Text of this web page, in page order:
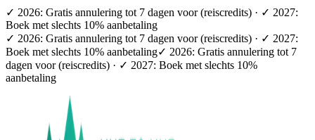
✓ 2026: Gratis annulering tot 7 dagen voor (reiscredits) · ✓ 2027:
Boek met slechts 10% aanbetaling
✓ 2026: Gratis annulering tot 7 dagen voor (reiscredits) · ✓ 2027:
Boek met slechts 10% aanbetaling✓ 2026: Gratis annulering tot 7
dagen voor (reiscredits) · ✓ 2027: Boek met slechts 10%
aanbetaling